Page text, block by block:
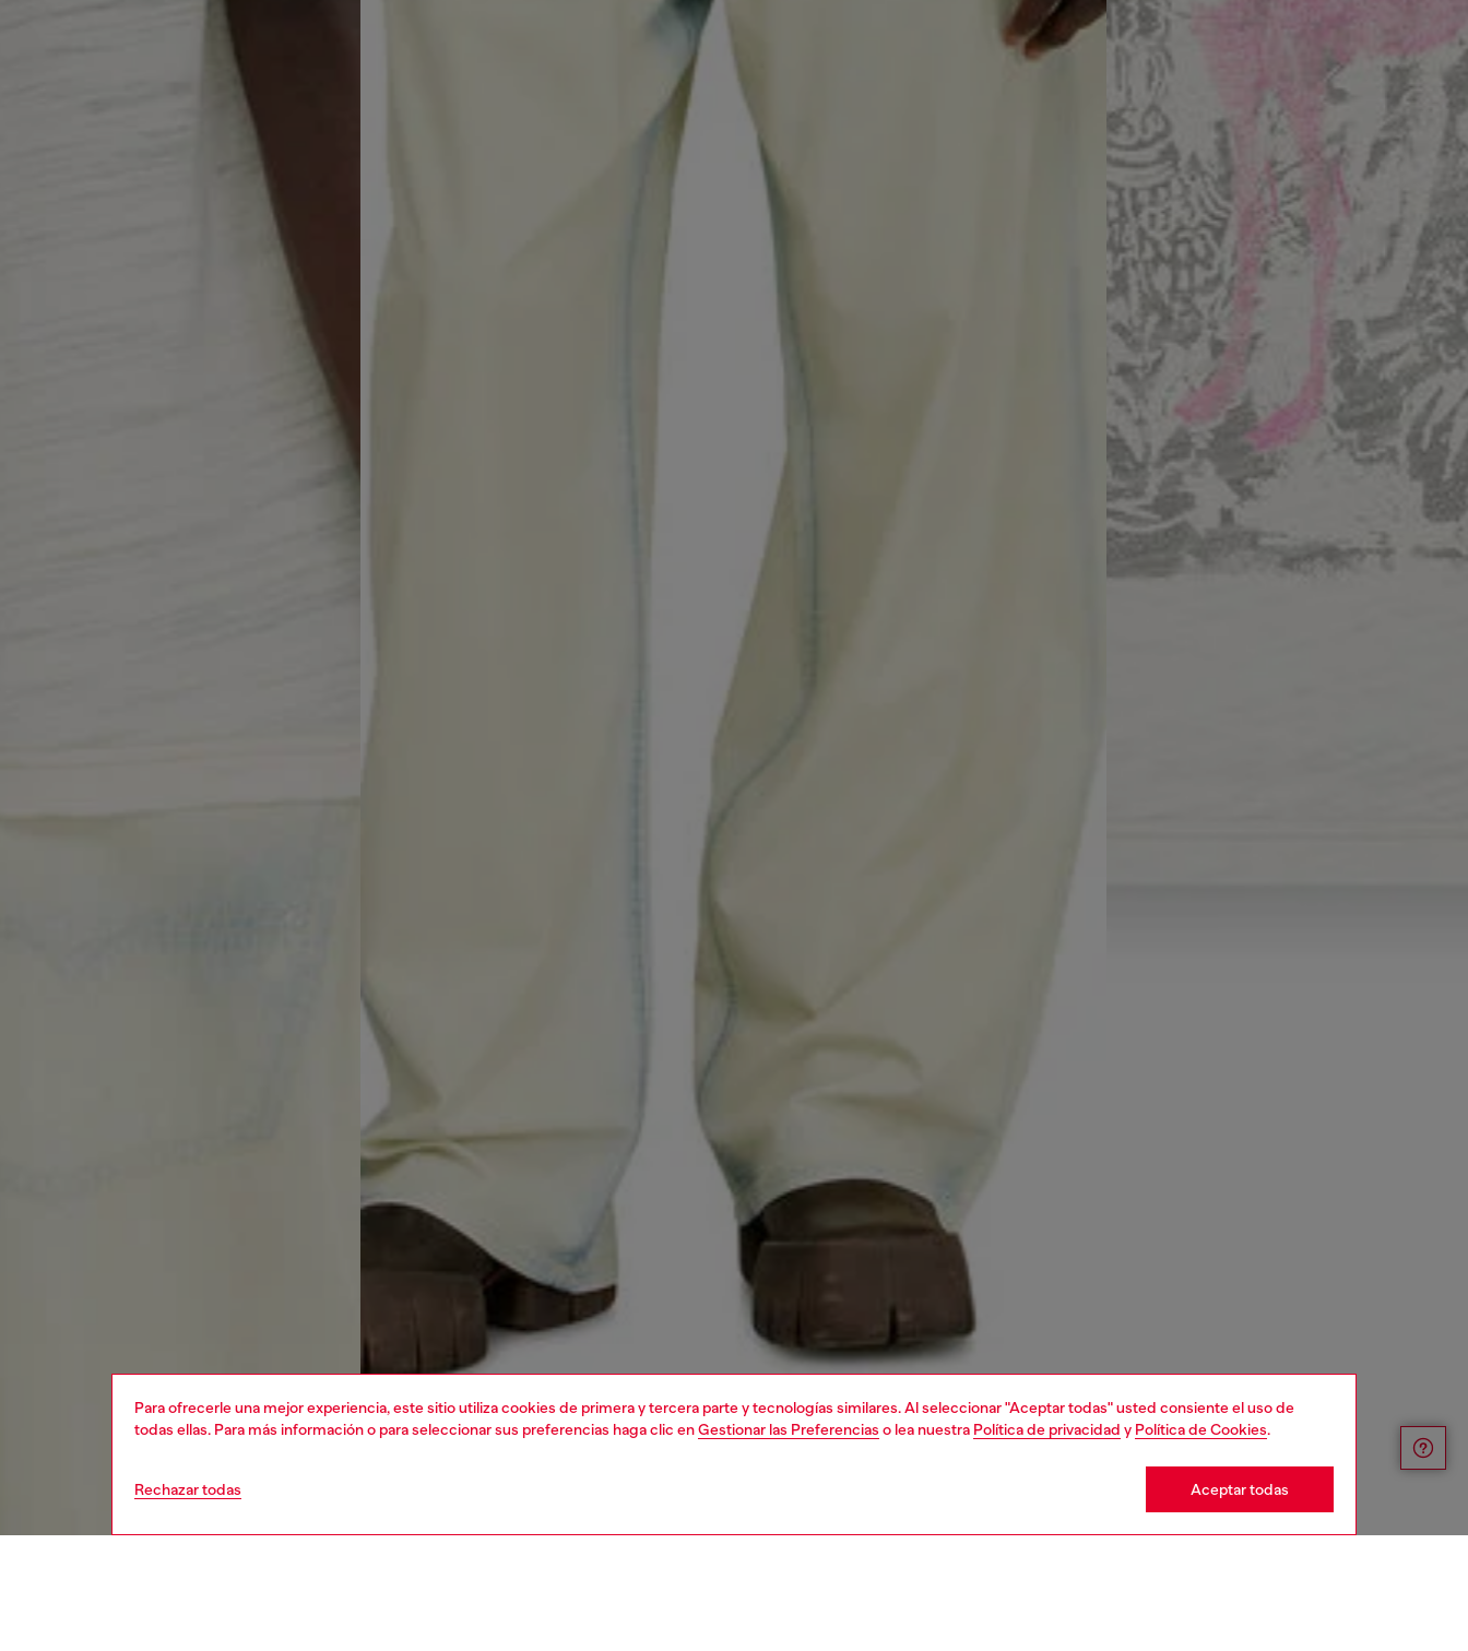
Para ofrecerle una mejor experiencia, este sitio utiliza cookies de primera y tercera parte y tecnologías similares. Al seleccionar "Aceptar todas" usted consiente el uso de
todas ellas. Para más información o para seleccionar sus preferencias haga clic enGestionar las Preferencias o lea nuestra Política de privacidad y Política de Cookies.
Rechazar todas Aceptar todas